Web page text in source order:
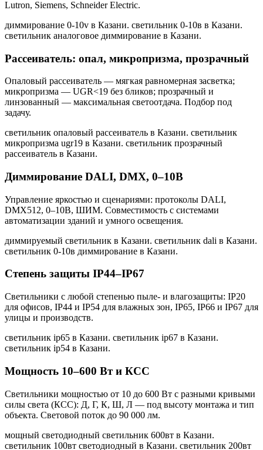
Lutron, Siemens, Schneider Electric.
диммирование 0-10v в Казани. светильник 0-10в в Казани.
светильник аналоговое диммирование в Казани.
Рассеиватель: опал, микропризма, прозрачный
Опаловый рассеиватель — мягкая равномерная засветка;
микропризма — UGR<19 без бликов; прозрачный и
линзованный — максимальная светоотдача. Подбор под
задачу.
светильник опаловый рассеиватель в Казани. светильник
микропризма ugr19 в Казани. светильник прозрачный
рассеиватель в Казани.
Диммирование DALI, DMX, 0–10В
Управление яркостью и сценариями: протоколы DALI,
DMX512, 0–10В, ШИМ. Совместимость с системами
автоматизации зданий и умного освещения.
диммируемый светильник в Казани. светильник dali в Казани.
светильник 0-10в диммирование в Казани.
Степень защиты IP44–IP67
Светильники с любой степенью пыле- и влагозащиты: IP20
для офисов, IP44 и IP54 для влажных зон, IP65, IP66 и IP67 для
улицы и производств.
светильник ip65 в Казани. светильник ip67 в Казани.
светильник ip54 в Казани.
Мощность 10–600 Вт и КСС
Светильники мощностью от 10 до 600 Вт с разными кривыми
силы света (КСС): Д, Г, К, Ш, Л — под высоту монтажа и тип
объекта. Световой поток до 90 000 лм.
мощный светодиодный светильник 600вт в Казани.
светильник 100вт светодиодный в Казани. светильник 200вт